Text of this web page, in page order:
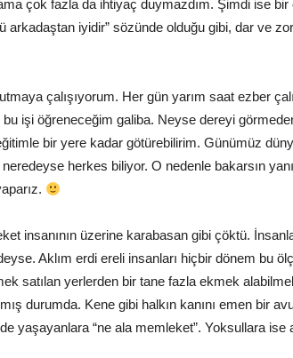
çok fazla da ihtiyaç duymazdım. Şimdi ise bir
arkadaştan iyidir” sözünde olduğu gibi, dar ve
çalışıyorum. Her gün yarım saat ezber
işi öğreneceğim galiba. Neyse dereyi
bir yere kadar götürebilirim. Günümüz
neredeyse herkes biliyor. O nedenle bakarsın
insanının üzerine karabasan gibi çöktü.
Aklım erdi ereli insanları hiçbir dönem bu
satılan yerlerden bir tane fazla ekmek
durumda. Kene gibi halkın kanını emen bir
yaşayanlara “ne ala memleket”. Yoksullara ise